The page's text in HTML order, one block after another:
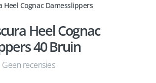
Heel Cognac Damesslippers
Heel Cognac
40 Bruin
Geen recensies